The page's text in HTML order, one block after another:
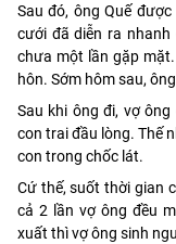
Sau đó, ông Quế
cưới đã diễn ra
chưa một lần gặp
hôn. Sớm hôm sau,
Sau khi ông đi, vợ
con trai đầu lòng. Thế
con trong chốc lát.
Cứ thế, suốt thời gian
cả 2 lần vợ ông đều
xuất thì vợ ông sinh